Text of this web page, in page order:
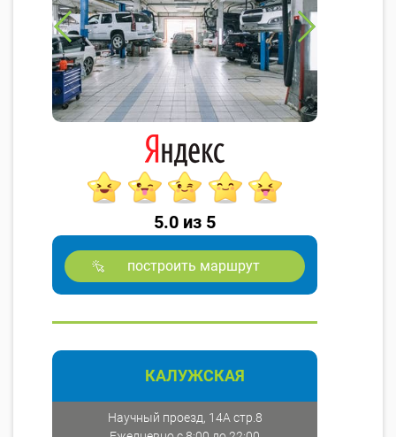
5.0 из 5
построить маршрут
КАЛУЖСКАЯ
Научный проезд, 14А стр.8